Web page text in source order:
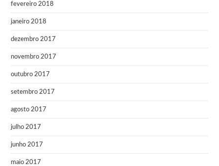
fevereiro 2018
janeiro 2018
dezembro 2017
novembro 2017
outubro 2017
setembro 2017
agosto 2017
julho 2017
junho 2017
maio 2017